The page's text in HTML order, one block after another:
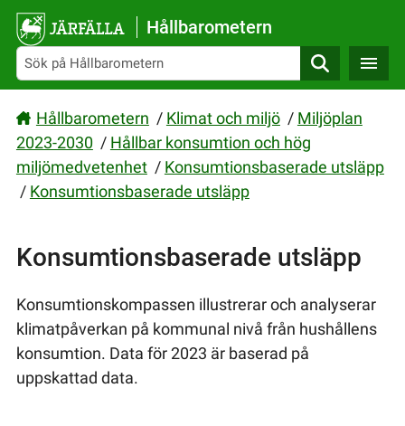
Gå direkt till sidans innehåll
Hållbarometern
Sök
Hållbarometern / Klimat och miljö / Miljöplan
2023-2030 / Hållbar konsumtion och hög
miljömedvetenhet / Konsumtionsbaserade utsläpp
/ Konsumtionsbaserade utsläpp
Konsumtionsbaserade utsläpp
Konsumtionskompassen illustrerar och analyserar
klimatpåverkan på kommunal nivå från hushållens
konsumtion. Data för 2023 är baserad på
uppskattad data.